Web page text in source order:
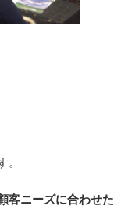
。
客ニーズに合わせた